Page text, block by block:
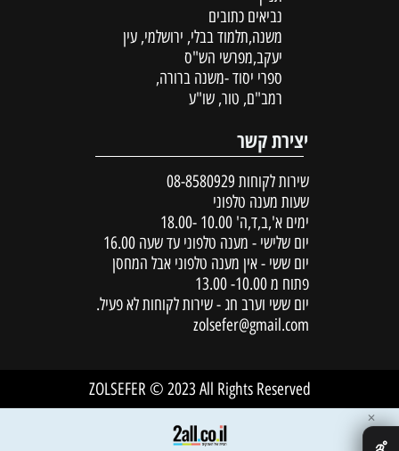
נביאים כתובים
משנה,תלמוד בבלי, ירושלמי, עין
יעקב,מפרשי הש"ס
ספרי יסוד -משנה ברורה,
רמב"ם, טור, שו"ע
יצירת קשר
שירות לקוחות 08-8580929
שעות מענה טלפוני
ימים א',ב,ד,ה' 10.00 -18.00
יום שלישי - מענה טלפוני עד שעה 16.00
יום ששי - אין מענה טלפוני אבל המחסן
פתוח מ 10.00- 13.00
יום ששי וערב חג - שירות לקוחות לא פעיל.
zolsefer@gmail.com
ZOLSEFER © 2023 All Rights Reserved
✕